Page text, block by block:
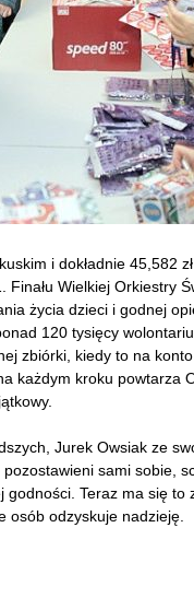
i dokładnie 45,582
Wielkiej Orkiestry
życia dzieci i godnej
120 tysięcy
zbiórki, kiedy to na
każdym kroku powtarza
Jurek Owsiak ze
sami sobie,
Teraz ma się to
osób odzyskuje nadzieję.